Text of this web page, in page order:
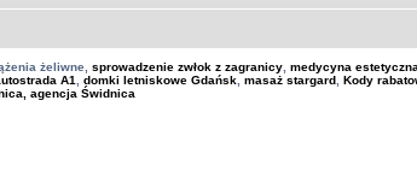
żeliwne, sprowadzenie zwłok z zagranicy medycyna
A1 domki letniskowe Gdańsk masaż stargard Kody
agencja Świdnica